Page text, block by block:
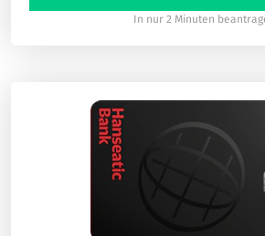
In nur 2 Minuten